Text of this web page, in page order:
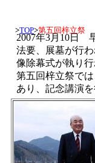
>TOP>第五回梓立祭
2007年3月10日
法要、展墓が行
像除幕式が執り行
第五回梓立祭で
あり、記念講演を